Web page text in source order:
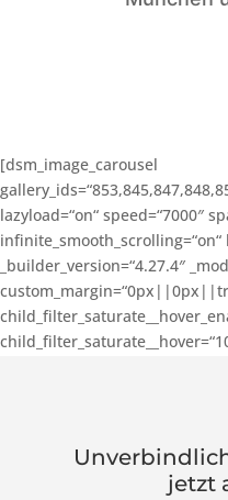
[dsm_image_carousel
lazyload=“on“ speed=“7000″
_builder_version=“4.27.4″
jetzt